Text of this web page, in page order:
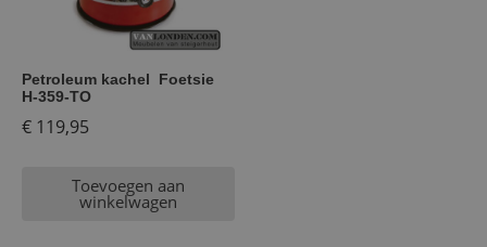
Petroleum kachel Foetsie
H-359-TO
€ 119,95
Toevoegen aan
winkelwagen